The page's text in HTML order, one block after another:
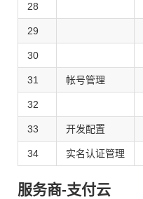
28
29
30
31 帐号管理
32
33 开发配置
34 实名认证管理
服务商-支付云